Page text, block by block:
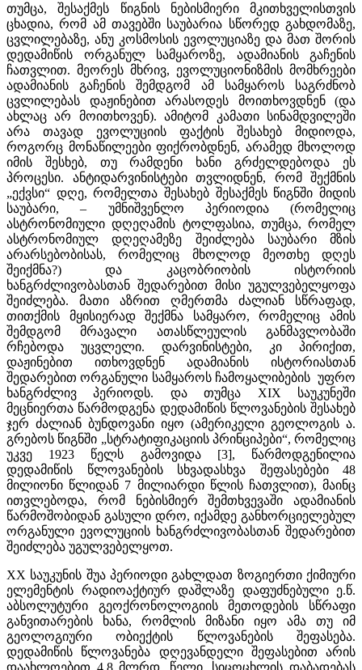
თუმცა, შესაქმეს წიგნის ნებისმიერი მკითხველისთვის
ცხადია, რომ ამ თავებში საუბარია სწორედ გახდომაზე,
ცვლილებაზე, ანუ კოსმოსის ევოლუციაზე და მათ შორის
დედამიწის ორგანულ სამყაროზე, ადამიანის გაჩენის
ჩათვლით. მეორეს მხრივ, ევოლუციონიზმის მომხრეები
ადამიანის გაჩენის შემდგომ ამ სამყაროს საგრძნობ
ცვლილებას დაჟინებით არასოდეს მოითხოვდნენ (და
ახლაც არ მოითხოვენ). ამიტომ კამათი სინამდვილეში
არა თავად ევოლუციის ფაქტის შესახებ მიდიოდა,
როგორც მონაწილეები ფიქრობდნენ, არამედ მხოლოდ
იმის შესხებ, თუ რამდენი ხანი გრძელდებოდა ეს
პროცესი. ანტიდარვინისტები თვლიდნენ, რომ შექმნის
„ექვსი“ დღე, რომელთა შესახებ შესაქმეს წიგნში მიდის
საუბარი, – უმნიშვენლო პერიოდია (რომელიც
ასტრონომიული დღეღამის ტოლფასია, თუმცა, რომელ
ასტრონომიულ დღეღამეზე შეიძლება საუბარი მზის
არარსებობისას, რომელიც მხოლოდ მეოთხე დღეს
შეიქმნა?) და კაცობრიობის ისტორიის
ხანგრძლივობასთან შედარებით მისი უგულვებელყოფა
შეიძლება. მათი აზრით ღმერთმა ძალიან სწრაფად,
თითქმის მყისიერად შექმნა სამყარო, რომელიც ამის
შემდგომ მრავალი ათასწლეულის განმავლობაში
რჩებოდა უცვლელი. დარვინისტები, კი პირიქით,
დაჟინებით ითხოვდნენ ადამიანის ისტორიასთან
შედარებით ორგანული სამყაროს ჩამოყალიბების უფრო
ხანგრძლივ პერიოდს. და თუმცა XIX საუკუნეში
მეცნიერთა წარმოდგენა დედამიწის წლოვანების შესახებ
ჯერ ძალიან ბუნდოვანი იყო (ამერიკელი გეოლოგის ა.
გრებოს წიგნში „სტრატიფიკაციის პრინციპები“, რომელიც
უკვე 1923 წელს გამოვიდა [3], წარმოდგენილია
დედამიწის წლოვანების სხვადასხვა შეფასებები 48
მილიონი წლიდან 7 მილიარდი წლის ჩათვლით), მაინც
ითვლებოდა, რომ ნებისმიერ შემთხვევაში ადამიანის
წარმოშობიდან გასული დრო, იქამდე განხორციელებულ
ორგანული ევოლუციის ხანგრძლივობასთან შედარებით
შეიძლება უგულვებელყოთ.
XX საუკუნის შუა პერიოდი გახლდათ ზოგიერთი ქიმიური
ელემენტის რადიოაქტიურ დაშლაზე დაფუძნებული ე.წ.
აბსოლუტური გეოქრონოლოგიის მეთოდების სწრაფი
განვითარების ხანა, რომლის მიზანი იყო ამა თუ იმ
გეოლოგიური ობიექტის წლოვანების შეფასება.
დედამიწის წლოვანება დღევანდელი შეფასებით არის
დაახლოებით 4.8 მლრდ. წელი, სიცოცხლის დაბადებას